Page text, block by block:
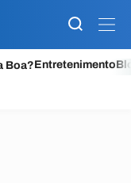
Boa?Entretenimento